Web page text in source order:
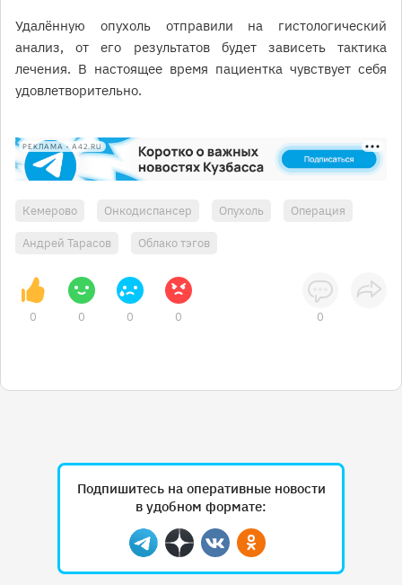
Удалённую опухоль отправили на гистологический
анализ, от его результатов будет зависеть тактика
лечения. В настоящее время пациентка чувствует себя
удовлетворительно.
РЕКЛАМА • A42.RU
Кемерово Онкодиспансер Опухоль Операция
Андрей Тарасов Облако тэгов
0 0 0 0 0
Подпишитесь на оперативные новости
в удобном формате:
Telegram
ДзенВконтактеОдноклассники